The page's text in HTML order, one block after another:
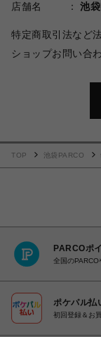
店舗名
池
特定商取引法など
ショップお問い合
TOP 池袋PARCO
PARCOポ
全国の
ポケパル払
初回登録＆お